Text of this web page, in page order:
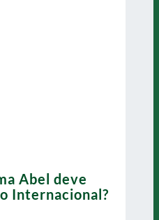
Abel deve
Internacional?